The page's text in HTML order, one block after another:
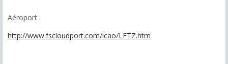
Aéroport :
http://www.fscloudport.com/icao/LFTZ.htm